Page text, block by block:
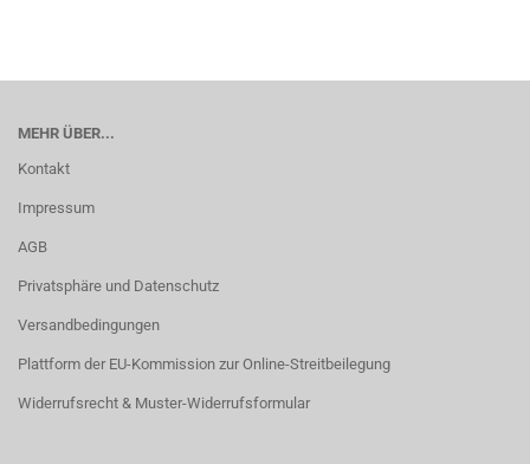
MEHR ÜBER...
Kontakt
Impressum
AGB
Privatsphäre und Datenschutz
Versandbedingungen
Plattform der EU-Kommission zur Online-Streitbeilegung
Widerrufsrecht & Muster-Widerrufsformular